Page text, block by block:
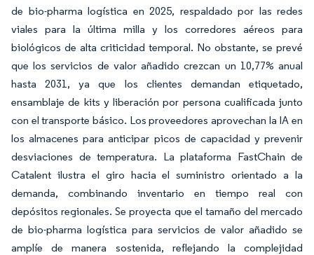
de bio-pharma logística en 2025, respaldado por las redes
viales para la última milla y los corredores aéreos para
biológicos de alta criticidad temporal. No obstante, se prevé
que los servicios de valor añadido crezcan un 10,77% anual
hasta 2031, ya que los clientes demandan etiquetado,
ensamblaje de kits y liberación por persona cualificada junto
con el transporte básico. Los proveedores aprovechan la IA en
los almacenes para anticipar picos de capacidad y prevenir
desviaciones de temperatura. La plataforma FastChain de
Catalent ilustra el giro hacia el suministro orientado a la
demanda, combinando inventario en tiempo real con
depósitos regionales. Se proyecta que el tamaño del mercado
de bio-pharma logística para servicios de valor añadido se
amplíe de manera sostenida, reflejando la complejidad